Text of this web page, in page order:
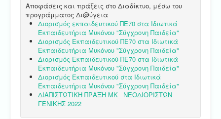
Αποφάσεις και πράξεις στο Διαδίκτυο, μέσω του
προγράμματος Δι@ύγεια
Διορισμός εκπαιδευτικού ΠΕ70 στα Ιδιωτικά
Εκπαιδευτήρια Μυκόνου "Σύγχρονη Παιδεία"
Διορισμός Εκπαιδευτικού ΠΕ70 στα Ιδιωτικά
Εκπαιδευτήρια Μυκόνου "Σύγχρονη Παιδεία"
Διορισμός Εκπαιδευτικού ΠΕ70 στα Ιδιωτικά
Εκπαιδευτήρια Μυκόνου "Σύγχρονη Παιδεία"
Διορισμός Εκπαιδευτικού στα Ιδιωτικά
Εκπαιδευτήρια Μυκόνου "Σύγχρονη Παιδεία"
ΔΙΑΠΙΣΤΩΤΙΚΗ ΠΡΑΞΗ ΜΚ_ ΝΕΟΔΙΟΡΙΣΤΩΝ
ΓΕΝΙΚΗΣ 2022